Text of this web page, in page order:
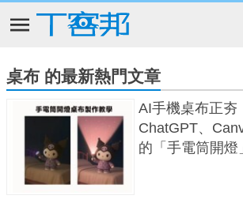
桌布 的最新熱門文章
AI手機桌布正夯
ChatGPT、
的「手電筒開燈